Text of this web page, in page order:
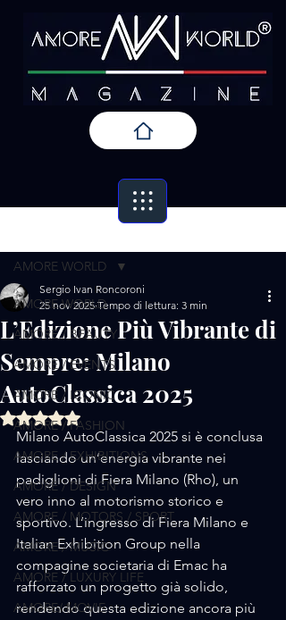
AMORE WORLD
AMORE / BEAUTY
AMORE / EVENTS
AMORE / ICONIC
AMORE / FASHION
AMORE / EXHIBITIONS
AMORE / DESIGN
AMORE / MOTORS / SPORT
AMORE / MUSIC
AMORE / LUXURY LIFE
AMORE/ MOVIE
AMORE WORLD
L’Edizione Più Vibrante di
Sempre: Milano
AutoClassica 2025
Sergio Ivan Roncoroni
25 nov 2025 Tempo di lettura: 3 min
Valutazione NaN stelle su 5.
Milano AutoClassica 2025 si è conclusa
lasciando un’energia vibrante nei
padiglioni di Fiera Milano (Rho), un
vero inno al motorismo storico e
sportivo. L’ingresso di Fiera Milano e
Italian Exhibition Group nella
compagine societaria di Emac ha
rafforzato un progetto già solido,
rendendo questa edizione ancora più